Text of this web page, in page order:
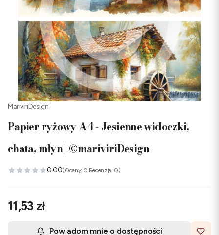
MariviriDesign
Papier ryżowy A4 - Jesienne widoczki,
chata, młyn | ©mariviriDesign
0.00(Oceny: 0 Recenzje: 0)
Cena
11,53 zł
Powiadom mnie o dostępności